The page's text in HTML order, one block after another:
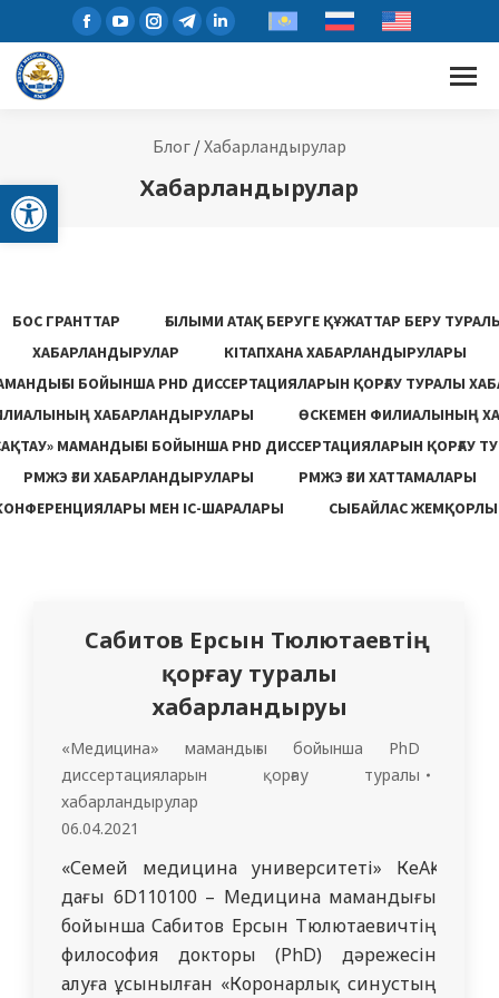
Open toolbar
Блог /Хабарландырулар
Хабарландырулар
БОС ГРАНТТАР
ҒЫЛЫМИ АТАҚ БЕРУГЕ ҚҰЖАТТАР БЕРУ
ХАБАРЛАНДЫРУЛАР
КІТАПХАНА ХАБАРЛАНДЫРУЛАРЫ
БОЙЫНША PHD ДИССЕРТАЦИЯЛАРЫН ҚОРҒАУ ТУРАЛЫ
ХАБАРЛАНДЫРУЛАРЫ
ӨСКЕМЕН ФИЛИАЛЫНЫҢ
МАМАНДЫҒЫ БОЙЫНША PHD ДИССЕРТАЦИЯЛАРЫН ҚОРҒАУ
РМЖЭ ҒЗИ ХАБАРЛАНДЫРУЛАРЫ
РМЖЭ ҒЗИ ХАТТАМАЛАРЫ
МЕН ІС-ШАРАЛАРЫ
СЫБАЙЛАС
Сабитов Ерсын Тюлютаевтің
қорғау туралы
хабарландыруы
«Медицина» мамандығы бойынша PhD
диссертацияларын қорғау туралы
хабарландырулар
06.04.2021
«Семей медицина университеті» КеАҚ-
дағы 6D110100 – Медицина мамандығы
бойынша Сабитов Ерсын Тюлютаевичтің
философия докторы (PhD) дәрежесін
алуға ұсынылған «Коронарлық синустың